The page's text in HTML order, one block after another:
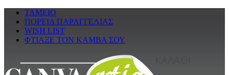
ΤΑΜΕΙΟ
ΠΟΡΕΙΑ ΠΑΡΑΓΓΕΛΙΑΣ
WISH LIST
ΦΤΙΑΞΕ ΤΟΝ ΚΑΜΒΑ ΣΟΥ